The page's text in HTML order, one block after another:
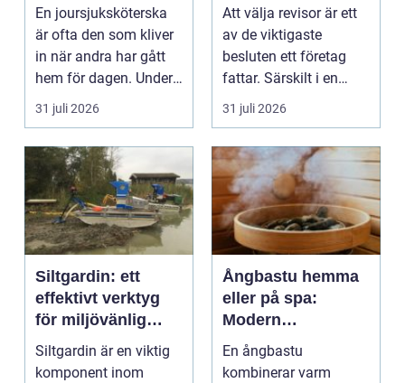
dygnet runt
En joursjuksköterska
är ofta den som kliver
in när andra har gått
hem för dagen. Under
sena kvällar,...
31 juli 2026
trygg tillväxt
Att välja revisor är ett
av de viktigaste
besluten ett företag
fattar. Särskilt i en
företagsintensi...
31 juli 2026
Siltgardin: ett
effektivt verktyg
för miljövänlig
vattenhantering
Siltgardin är en viktig
komponent inom
Ångbastu hemma
eller på spa:
Modern
återhämtning med
uråldrig logik
En ångbastu
kombinerar varm